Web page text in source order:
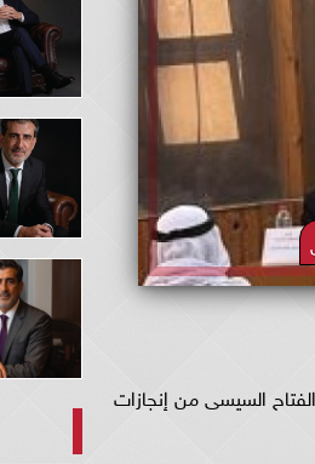
السيسى من إنجازات